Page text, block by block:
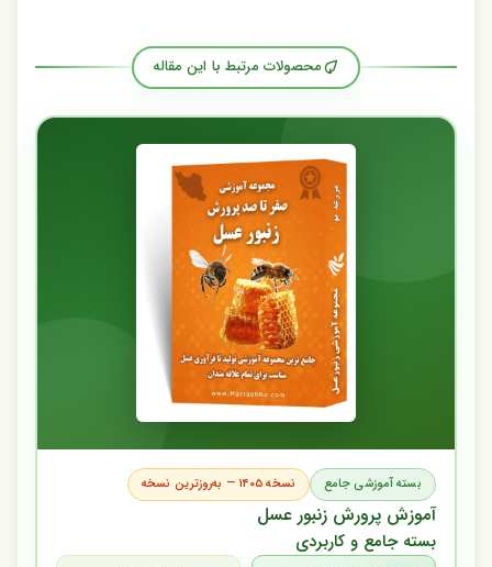
محصولات مرتبط با این مقاله
بسته آموزشی جامع نسخه ۱۴۰۵ — به‌روزترین نسخه
آموزش پرورش زنبور عسل
بسته جامع و کاربردی